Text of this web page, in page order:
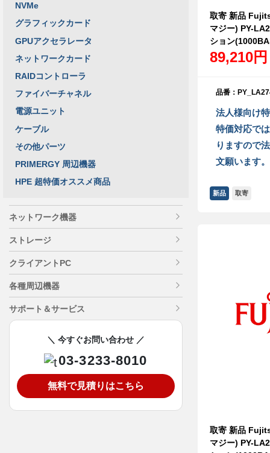
取寄 新品
マジー) PY-
ション
89,210円
品番：
法人様向け
特価対応で
りますので
文願います。
新品 取寄
取寄 新品
マジー) PY-
NVMe
グラフィックカード
GPUアクセラレータ
ネットワークカード
RAIDコントローラ
ファイバーチャネル
電源ユニット
ケーブル
その他パーツ
PRIMERGY 周辺機器
HPE 超特価オススメ商品
ネットワーク機器
ストレージ
クライアントPC
各種周辺機器
サポート＆サービス
＼ 今すぐお問い合わせ ／
03-3233-8010
無料で見積りはこちら